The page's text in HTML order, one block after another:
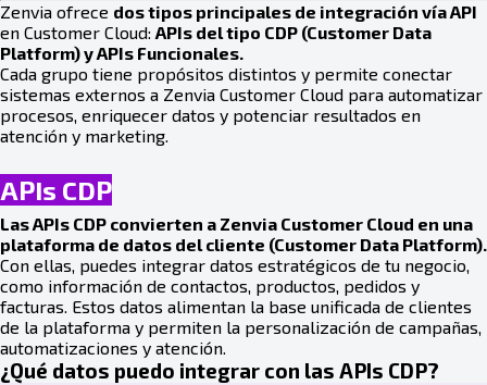
Zenvia ofrece dos tipos principales de integración vía API
en Customer Cloud: APIs del tipo CDP (Customer Data
Platform) y APIs Funcionales.
Cada grupo tiene propósitos distintos y permite conectar
sistemas externos a Zenvia Customer Cloud para automatizar
procesos, enriquecer datos y potenciar resultados en
atención y marketing.
APIs CDP
Las APIs CDP convierten a Zenvia Customer Cloud en una
plataforma de datos del cliente (Customer Data Platform).
Con ellas, puedes integrar datos estratégicos de tu negocio,
como información de contactos, productos, pedidos y
facturas. Estos datos alimentan la base unificada de clientes
de la plataforma y permiten la personalización de campañas,
automatizaciones y atención.
¿Qué datos puedo integrar con las APIs CDP?